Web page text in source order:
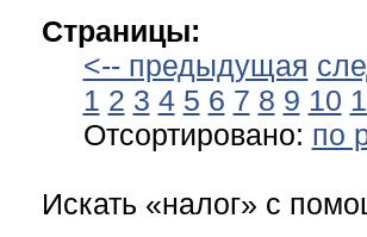
Страницы:
<-- предыдущая
1 2 3 4 5 6 7 8 9 10
Отсортировано: по
Искать «налог» c